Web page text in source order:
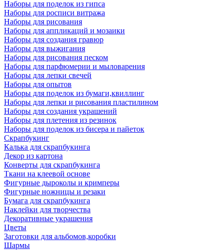
Наборы для поделок из гипса
Наборы для росписи витража
Наборы для рисования
Наборы для аппликаций и мозаики
Наборы для создания гравюр
Наборы для выжигания
Наборы для рисования песком
Наборы для парфюмерии и мыловарения
Наборы для лепки свечей
Наборы для опытов
Наборы для поделок из бумаги,квиллинг
Наборы для лепки и рисования пластилином
Наборы для создания украшений
Наборы для плетения из резинок
Наборы для поделок из бисера и пайеток
Скрапбукинг
Калька для скрапбукинга
Декор из картона
Конверты для скрапбукинга
Ткани на клеевой основе
Фигурные дыроколы и кримперы
Фигурные ножницы и резаки
Бумага для скрапбукинга
Наклейки для творчества
Декоративные украшения
Цветы
Заготовки для альбомов,коробки
Шармы